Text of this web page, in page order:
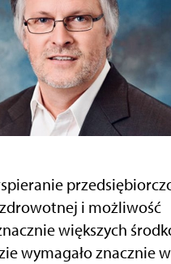
i możliwość
większych
wymagało znacznie